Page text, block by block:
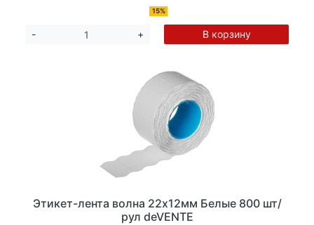
15%
- + В корзину
Этикет-лента волна 22х12мм Белые 800 шт/
рул deVENTE